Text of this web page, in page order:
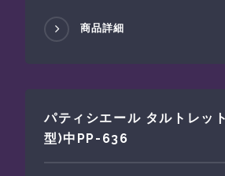
商品詳細
パティシエール タルトレッ
型)中PP-636